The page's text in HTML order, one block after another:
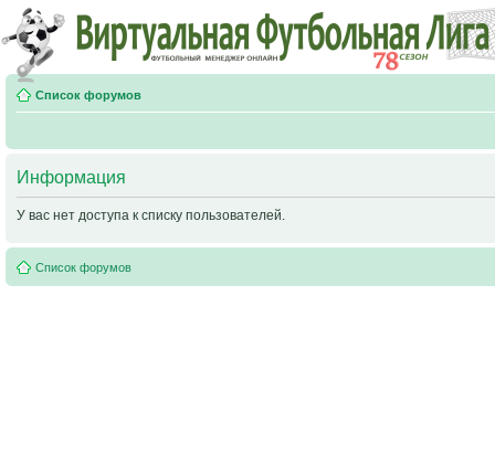
Список форумов
Информация
У вас нет доступа к списку пользователей.
Список форумов